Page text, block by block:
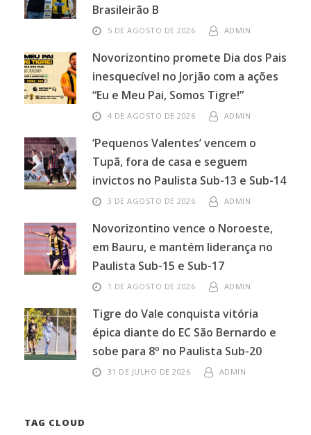
Brasileirão B
5 DE AGOSTO DE 2026 ADMIN
Novorizontino promete Dia dos Pais
inesquecível no Jorjão com a ações
“Eu e Meu Pai, Somos Tigre!”
4 DE AGOSTO DE 2026 ADMIN
‘Pequenos Valentes’ vencem o
Tupã, fora de casa e seguem
invictos no Paulista Sub-13 e Sub-14
3 DE AGOSTO DE 2026 ADMIN
Novorizontino vence o Noroeste,
em Bauru, e mantém liderança no
Paulista Sub-15 e Sub-17
1 DE AGOSTO DE 2026 ADMIN
Tigre do Vale conquista vitória
épica diante do EC São Bernardo e
sobe para 8º no Paulista Sub-20
31 DE JULHO DE 2026 ADMIN
TAG CLOUD